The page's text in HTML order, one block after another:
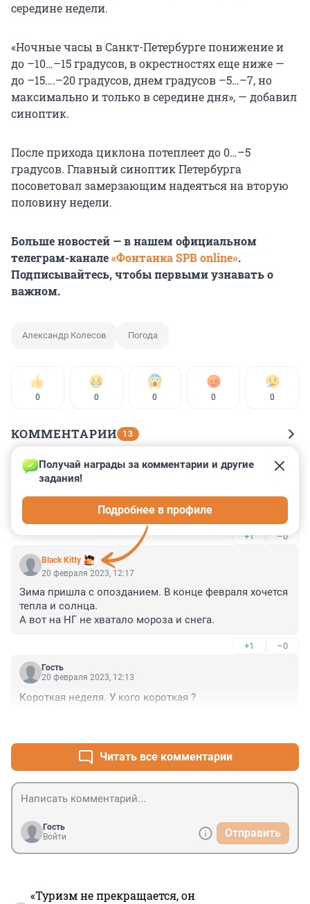
середине недели.
«Ночные часы в Санкт-Петербурге понижение и
до –10…–15 градусов, в окрестностях еще ниже —
до –15….–20 градусов, днем градусов –5…–7, но
максимально и только в середине дня», — добавил
синоптик.
После прихода циклона потеплеет до 0…–5
градусов. Главный синоптик Петербурга
посоветовал замерзающим надеяться на вторую
половину недели.
Больше новостей — в нашем официальном
телеграм-канале«Фонтанка SPB online».
Подписывайтесь, чтобы первыми узнавать о
важном.
Александр Колесов Погода
0 0 0 0 0
КОММЕНТАРИИ 13
Гость
20 февраля 2023, 12:56
А раньше просто была зима, а потом весна, лето,
+1 –0
Black Kitty
Получай награды за комментарии и другие
задания!
Подробнее в профиле
20 февраля 2023, 12:17
Зима пришла с опозданием. В конце февраля хочется
тепла и солнца.
А вот на НГ не хватало мороза и снега.
+1 –0
Гость
20 февраля 2023, 12:13
Короткая неделя. У кого короткая ?
Читать все комментарии
Гость
Войти
Отправить
«Туризм не прекращается, он